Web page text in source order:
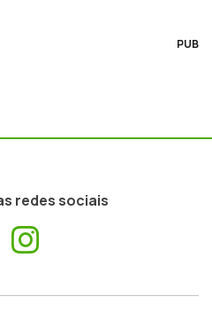
PUB
redes sociais
Facebook